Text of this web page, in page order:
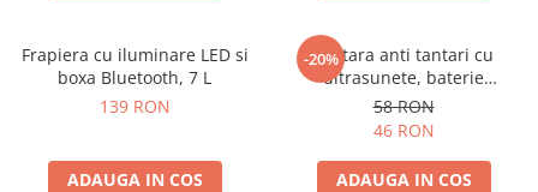
Frapiera cu iluminare LED si
boxa Bluetooth, 7 L
139 RON
ADAUGA IN COS
-20%
Bratara anti tantari cu
ultrasunete, baterie
reincarcabila 90mAh
58 RON
46 RON
ADAUGA IN COS